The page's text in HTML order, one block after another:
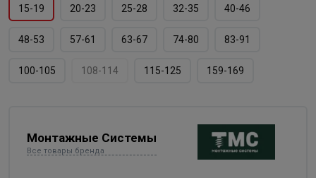
15-19
20-23 25-28 32-35 40-46
48-53 57-61 63-67 74-80 83-91
100-105 108-114 115-125 159-169
Монтажные Системы
Все товары бренда